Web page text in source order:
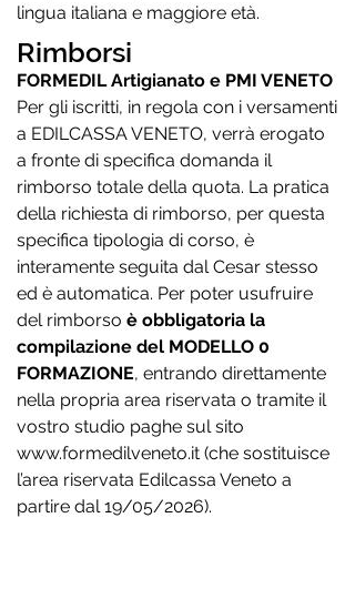
lingua italiana e maggiore età.
Rimborsi
FORMEDIL Artigianato e PMI VENETO
Per gli iscritti, in regola con i versamenti
a EDILCASSA VENETO, verrà erogato
a fronte di specifica domanda il
rimborso totale della quota. La pratica
della richiesta di rimborso, per questa
specifica tipologia di corso, è
interamente seguita dal Cesar stesso
ed è automatica. Per poter usufruire
del rimborso è obbligatoria la
compilazione del MODELLO 0
FORMAZIONE, entrando direttamente
nella propria area riservata o tramite il
vostro studio paghe sul sito
www.formedilveneto.it (che sostituisce
l’area riservata Edilcassa Veneto a
partire dal 19/05/2026).